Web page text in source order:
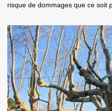
risque de dommages que ce soit